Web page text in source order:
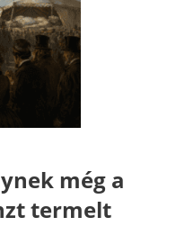
még a
termelt